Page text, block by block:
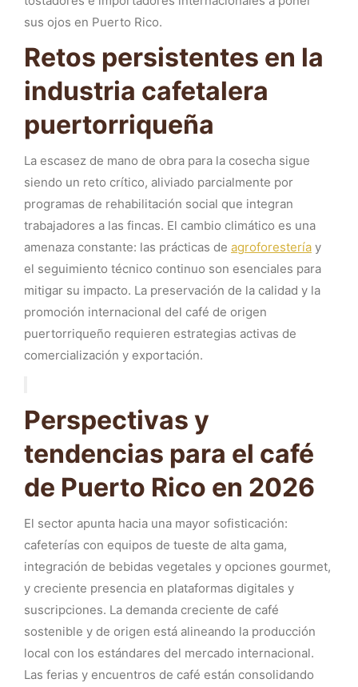
sus ojos en Puerto Rico.
Retos persistentes en la
industria cafetalera
puertorriqueña
La escasez de mano de obra para la cosecha sigue
siendo un reto crítico, aliviado parcialmente por
programas de rehabilitación social que integran
trabajadores a las fincas. El cambio climático es una
amenaza constante: las prácticas de agroforestería y
el seguimiento técnico continuo son esenciales para
mitigar su impacto. La preservación de la calidad y la
promoción internacional del café de origen
puertorriqueño requieren estrategias activas de
comercialización y exportación.
Perspectivas y
tendencias para el café
de Puerto Rico en 2026
El sector apunta hacia una mayor sofisticación:
cafeterías con equipos de tueste de alta gama,
integración de bebidas vegetales y opciones gourmet,
y creciente presencia en plataformas digitales y
suscripciones. La demanda creciente de café
sostenible y de origen está alineando la producción
local con los estándares del mercado internacional.
Las ferias y encuentros de café están consolidando